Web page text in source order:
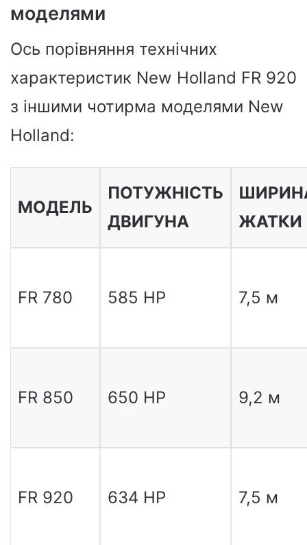
моделями
Ось порівняння технічних
характеристик New Holland FR 920
з іншими чотирма моделями New
Holland:
МОДЕЛЬ
ПОТУЖНІСТЬ
ДВИГУНА
ЖАТКИ
FR 780 585 HP 7,5 м
FR 850 650 HP 9,2 м
FR 920 634 HP 7,5 м